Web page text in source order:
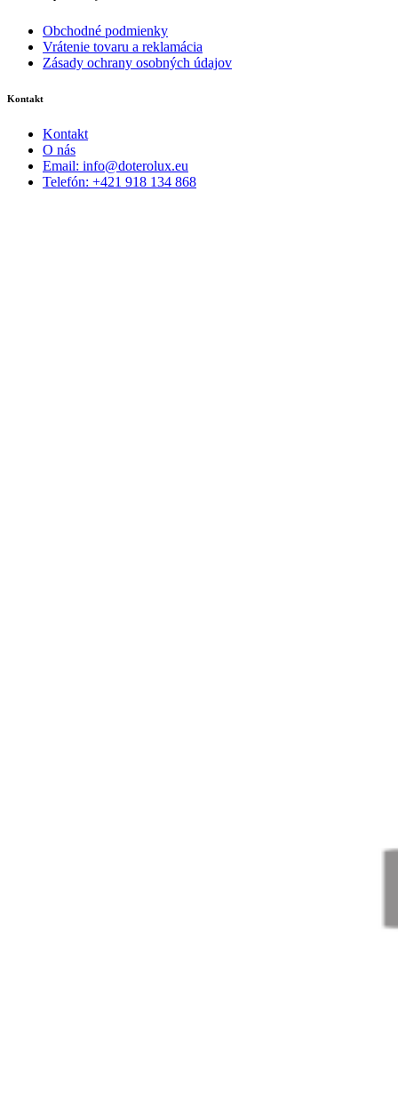
Obchodné podmienky
Vrátenie tovaru a reklamácia
Zásady ochrany osobných údajov
Kontakt
Kontakt
O nás
Email: info@doterolux.eu
Telefón: +421 918 134 868